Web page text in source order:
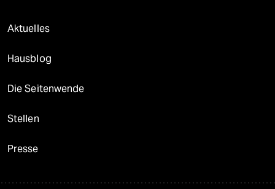
Aktuelles
Hausblog
Die Seitenwende
Stellen
Presse